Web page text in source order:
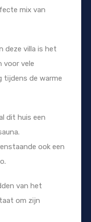
mix van
deze villa is het
voor vele
tijdens de warme
dit huis een
ook een
van het
om zijn